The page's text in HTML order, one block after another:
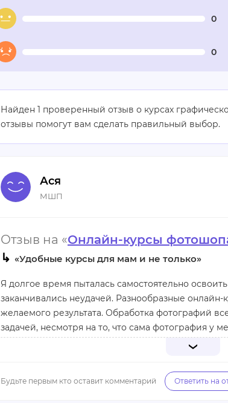
Найден 1 проверенный отзыв о курсах
отзывы помогут вам сделать правильный выбор.
Ася
МШП
Отзыв на «Онлайн-курсы
↳ «Удобные курсы для мам и не только»
Я долгое время пыталась самостоятельно
заканчивались неудачей. Разнообразные
желаемого результата. Обработка фотографий
задачей, несмотря на то, что сама фотография у
что нашла то, что искала. Удобный формат
совмещать учебу с заботой о ребенке, что было
0
0